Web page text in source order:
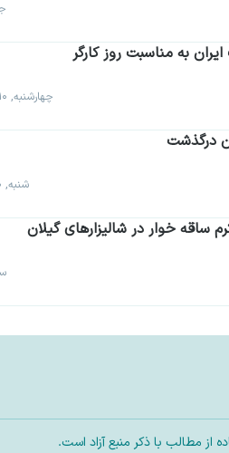
به مناسبت روز کارگر
چهارشنبه, ۱۰ اردیبهشت, ۱۴۰۴
درگذشت
شنبه, ۳۰ فروردین, ۱۴۰۴
ساقه خوار در شالیزارهای گیلان
مطالب با ذکر منبع آزاد است.